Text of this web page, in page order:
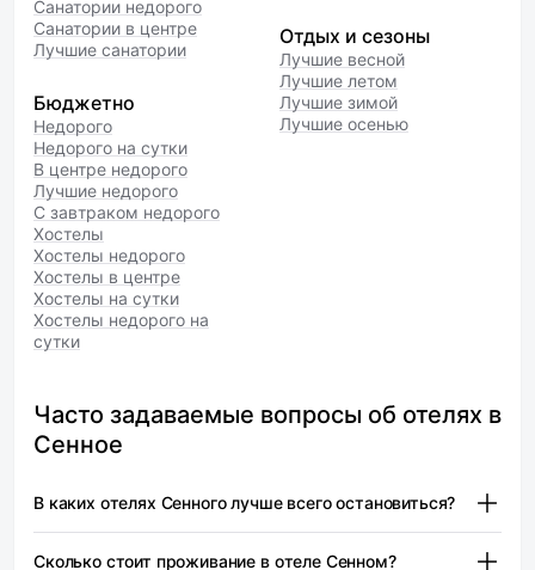
Санатории недорого
Санатории в центре
Лучшие санатории
Бюджетно
Недорого
Недорого на сутки
В центре недорого
Лучшие недорого
С завтраком недорого
Хостелы
Хостелы недорого
Хостелы в центре
Хостелы на сутки
Хостелы недорого на
сутки
Отдых и сезоны
Лучшие весной
Лучшие летом
Лучшие зимой
Лучшие осенью
Часто задаваемые вопросы об отелях в
Сенное
В каких отелях Сенного лучше всего остановиться?
Сколько стоит проживание в отеле Сенном?